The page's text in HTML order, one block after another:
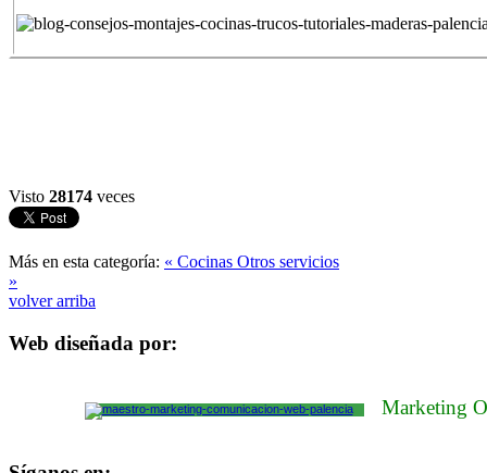
Visto 28174 veces
Más en esta categoría: « Cocinas Otros servicios
»
volver arriba
Web diseñada por:
Marketing